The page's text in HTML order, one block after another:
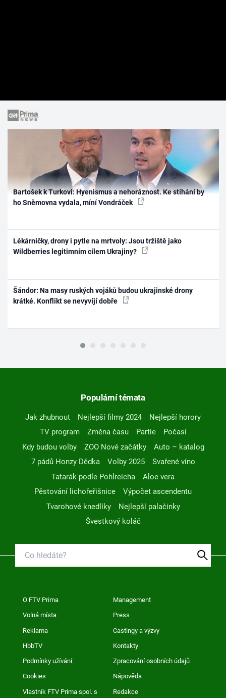
Bartošek k Turkovi: Hyenismus a nehoráznost. Ke stíhání by
ho Sněmovna vydala, míní Vondráček
Lékárničky, drony i pytle na mrtvoly: Jsou tržiště jako
Wildberries legitimním cílem Ukrajiny?
Šándor: Na masy ruských vojáků budou ukrajinské drony
krátké. Konflikt se nevyvíjí dobře
Populární témata
Jak zhubnout Nejlepší filmy 2024
Nejlepší horory
TV program
Změna času Partie
Počasí
Kdy budou volby
ZOO Nové začátky
Auto – katalog
7 pádů Honzy Dědka
Volby 2025
Svařené víno
Tatarák podle Pohlreicha
Aloe vera
Pěstování lichořeřišnice
Výpočet ascendentu
Tvarohové knedlíky
Nejlepší palačinky
Švestkový koláč
O FTV Prima Management
Volná místa Press
Reklama Castingy a výzvy
HbbTV Kontakty
Podmínky užívání Zpracování osobních údajů
Cookies Nápověda
Vlastník FTV Prima spol. s
Redakce